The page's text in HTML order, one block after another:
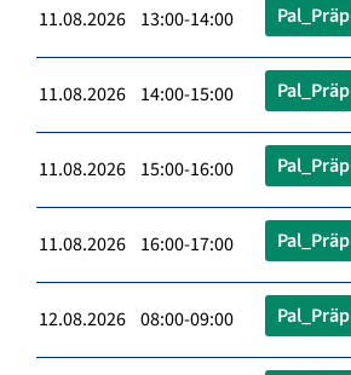
11.08.2026 13:00-14:00 Pal_Präp
11.08.2026 14:00-15:00 Pal_Präp
11.08.2026 15:00-16:00 Pal_Präp
11.08.2026 16:00-17:00 Pal_Präp
12.08.2026 08:00-09:00 Pal_Präp